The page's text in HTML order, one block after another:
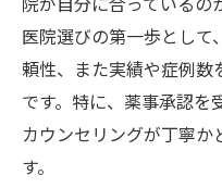
ホワイトニン
すめ医院
岡山市で実感
通院の流れ
医院選びの第一歩とし
頼性、また実績や症例
です。特に、薬事承認を
カウンセリングが丁寧か
す。